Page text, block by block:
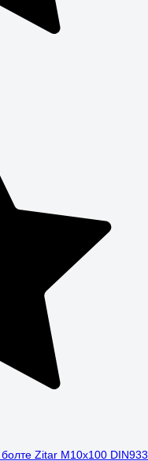
Zitar М10х100 DIN933